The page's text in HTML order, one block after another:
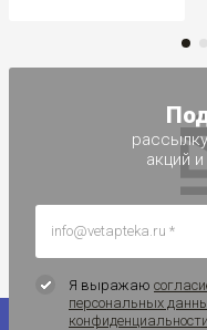
акций
Я выражаю
персональных
конфиденциальности